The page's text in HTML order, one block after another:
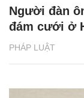
PHÁP LUẬT
Người đàn
đám cưới ở